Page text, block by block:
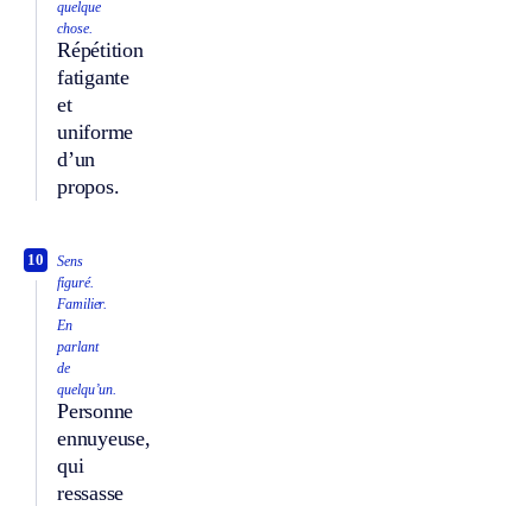
quelque
chose.
Répétition
fatigante
et
uniforme
d’un
propos.
Sens
figuré.
Familier.
En
parlant
de
quelqu’un.
Personne
ennuyeuse,
qui
ressasse
10